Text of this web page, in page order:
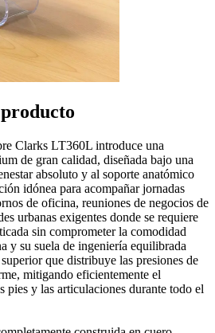
Clarks LT360L introduce una
de gran calidad, diseñada bajo una
absoluto y al soporte anatómico
idónea para acompañar jornadas
de oficina, reuniones de negocios de
urbanas exigentes donde se requiere
sin comprometer la comodidad
y su suela de ingeniería equilibrada
que distribuye las presiones de
mitigando eficientemente el
pies y las articulaciones durante todo el